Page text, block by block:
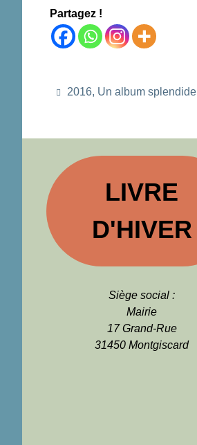
Partagez !
2016, Un album splendide
LIVRE
D'HIVER
Siège social :
Mairie
17 Grand-Rue
31450 Montgiscard